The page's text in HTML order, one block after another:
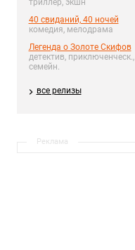
триллер, экшн
40 свиданий, 40 ночей
комедия, мелодрама
Легенда о Золоте Скифов
детектив, приключенческ.,
семейн.
все релизы
Реклама